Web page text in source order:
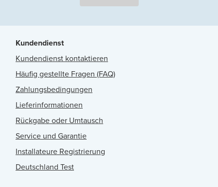
Kundendienst
Kundendienst kontaktieren
Häufig gestellte Fragen (FAQ)
Zahlungsbedingungen
Lieferinformationen
Rückgabe oder Umtausch
Service und Garantie
Installateure Registrierung
Deutschland Test